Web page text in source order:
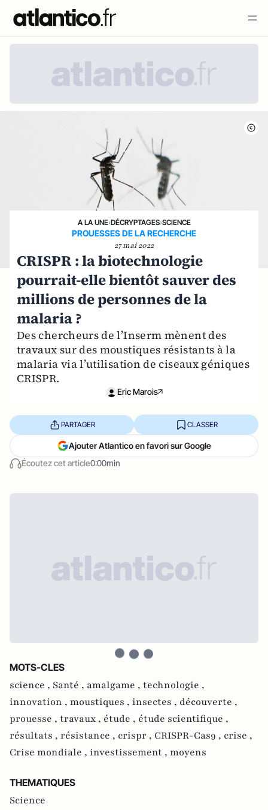
A LA UNE›DÉCRYPTAGES›SCIENCE
PROUESSES DE LA RECHERCHE
27 mai 2022
CRISPR : la biotechnologie
pourrait-elle bientôt sauver des
millions de personnes de la
malaria ?
Des chercheurs de l’Inserm mènent des
travaux sur des moustiques résistants à la
malaria via l’utilisation de ciseaux géniques
CRISPR.
Eric Marois
Écoutez cet article0:00min
PARTAGER CLASSER
Ajouter Atlantico en favori sur Google
MOTS-CLES
science , Santé , amalgame , technologie ,
innovation , moustiques , insectes , découverte ,
prouesse , travaux , étude , étude scientifique ,
résultats , résistance , crispr , CRISPR-Cas9 , crise ,
Crise mondiale , investissement , moyens
THEMATIQUES
Science